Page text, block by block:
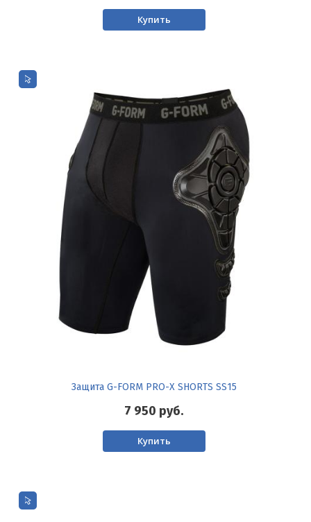
Купить
Защита G-FORM PRO-X SHORTS SS15
7 950 руб.
Купить